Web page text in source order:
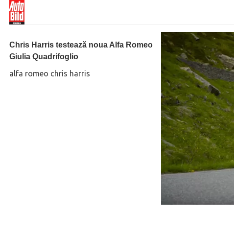
Chris Harris testează noua Alfa Romeo
Giulia Quadrifoglio
alfa romeo chris harris